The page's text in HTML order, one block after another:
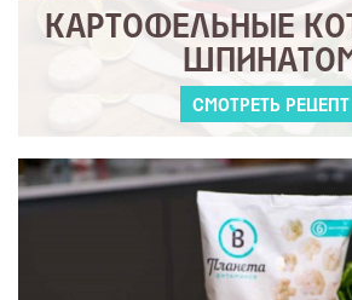
КАРТОФЕЛЬНЫЕ
СМОТРЕТЬ РЕЦЕПТ